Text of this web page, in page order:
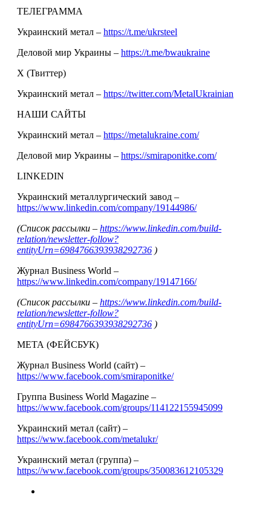
ТЕЛЕГРАММА
Украинский метал – https://t.me/ukrsteel
Деловой мир Украины – https://t.me/bwaukraine
Х (Твиттер)
Украинский метал – https://twitter.com/MetalUkrainian
НАШИ САЙТЫ
Украинский метал – https://metalukraine.com/
Деловой мир Украины – https://smiraponitke.com/
LINKEDIN
Украинский металлургический завод –
https://www.linkedin.com/company/19144986/
(Список рассылки – https://www.linkedin.com/build-
relation/newsletter-follow?
entityUrn=6984766393938292736 )
Журнал Business World –
https://www.linkedin.com/company/19147166/
(Список рассылки – https://www.linkedin.com/build-
relation/newsletter-follow?
entityUrn=6984766393938292736 )
МЕТА (ФЕЙСБУК)
Журнал Business World (сайт) –
https://www.facebook.com/smiraponitke/
Группа Business World Magazine –
https://www.facebook.com/groups/114122155945099
Украинский метал (сайт) –
https://www.facebook.com/metalukr/
Украинский метал (группа) –
https://www.facebook.com/groups/350083612105329